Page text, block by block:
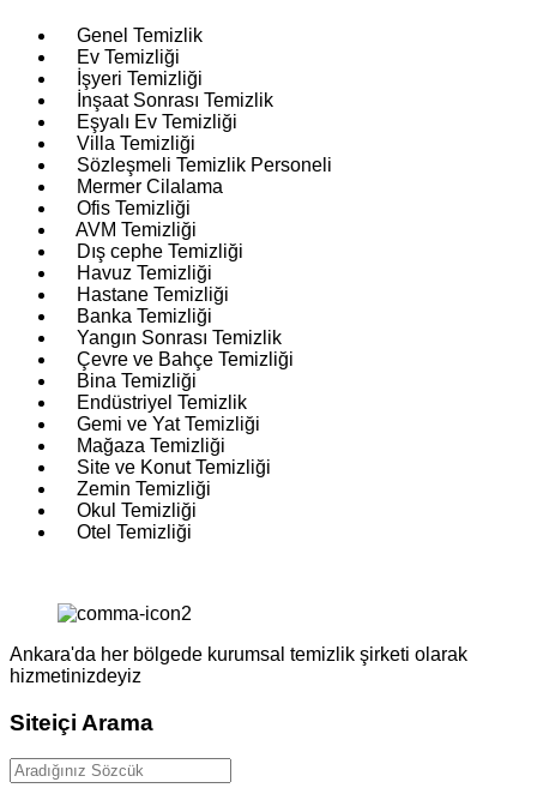
Genel Temizlik
Ev Temizliği
İşyeri Temizliği
İnşaat Sonrası Temizlik
Eşyalı Ev Temizliği
Villa Temizliği
Sözleşmeli Temizlik Personeli
Mermer Cilalama
Ofis Temizliği
AVM Temizliği
Dış cephe Temizliği
Havuz Temizliği
Hastane Temizliği
Banka Temizliği
Yangın Sonrası Temizlik
Çevre ve Bahçe Temizliği
Bina Temizliği
Endüstriyel Temizlik
Gemi ve Yat Temizliği
Mağaza Temizliği
Site ve Konut Temizliği
Zemin Temizliği
Okul Temizliği
Otel Temizliği
Ankara'da her bölgede kurumsal temizlik şirketi olarak
hizmetinizdeyiz
Siteiçi Arama